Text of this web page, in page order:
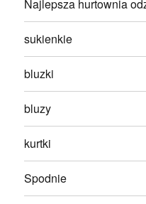
Najlepsza hurtownia
sukienkie
bluzki
bluzy
kurtki
Spodnie